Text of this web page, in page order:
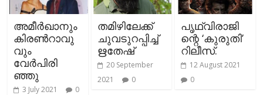
അമീര്‍ഖാനും
കിരണ്‍റാവു
വും
വേര്‍പിരി
ഞ്ഞു
3 July 2021 0
തമിഴിലേക്ക്
ചുവടുറപ്പിച്ച്
ഋതേഷ്
20 September
2021
0
പൃഥ്വിരാജി
ന്റെ ‘കുരുതി’
റിലീസ്.
12 August 2021
0